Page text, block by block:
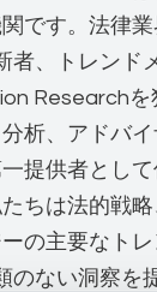
です。法律
者、トレンド
Researchを
析、アドバ
提供者とし
ちは法的戦略
の主要なト
のない洞察を